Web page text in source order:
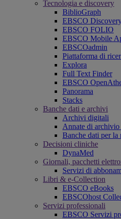
Tecnologia e discovery
BiblioGraph
EBSCO
EBSCO FOLIO
EBSCO Mobile
EBSCOadmin
Piattaforma di
Explora
Full Text Finder
EBSCO
Panorama
Stacks
Banche dati e archivi
Archivi digitali
Annate di archivio
Banche dati per la
Decisioni cliniche
DynaMed
Giornali, pacchetti
Servizi di
Libri & e-Collection
EBSCO eBooks
EBSCOhost
Servizi professionali
EBSCO Servizi